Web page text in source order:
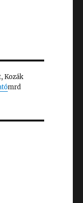
Kozák
mrd